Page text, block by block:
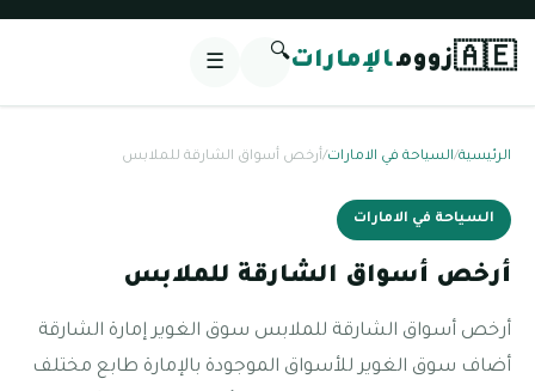
🇦🇪زوومالإمارات🔍
☰
الرئيسية/السياحة في الامارات/أرخص أسواق الشارقة للملابس
السياحة في الامارات
أرخص أسواق الشارقة للملابس
أرخص أسواق الشارقة للملابس سوق الغوير إمارة الشارقة
أضاف سوق الغوير للأسواق الموجودة بالإمارة طابع مختلف